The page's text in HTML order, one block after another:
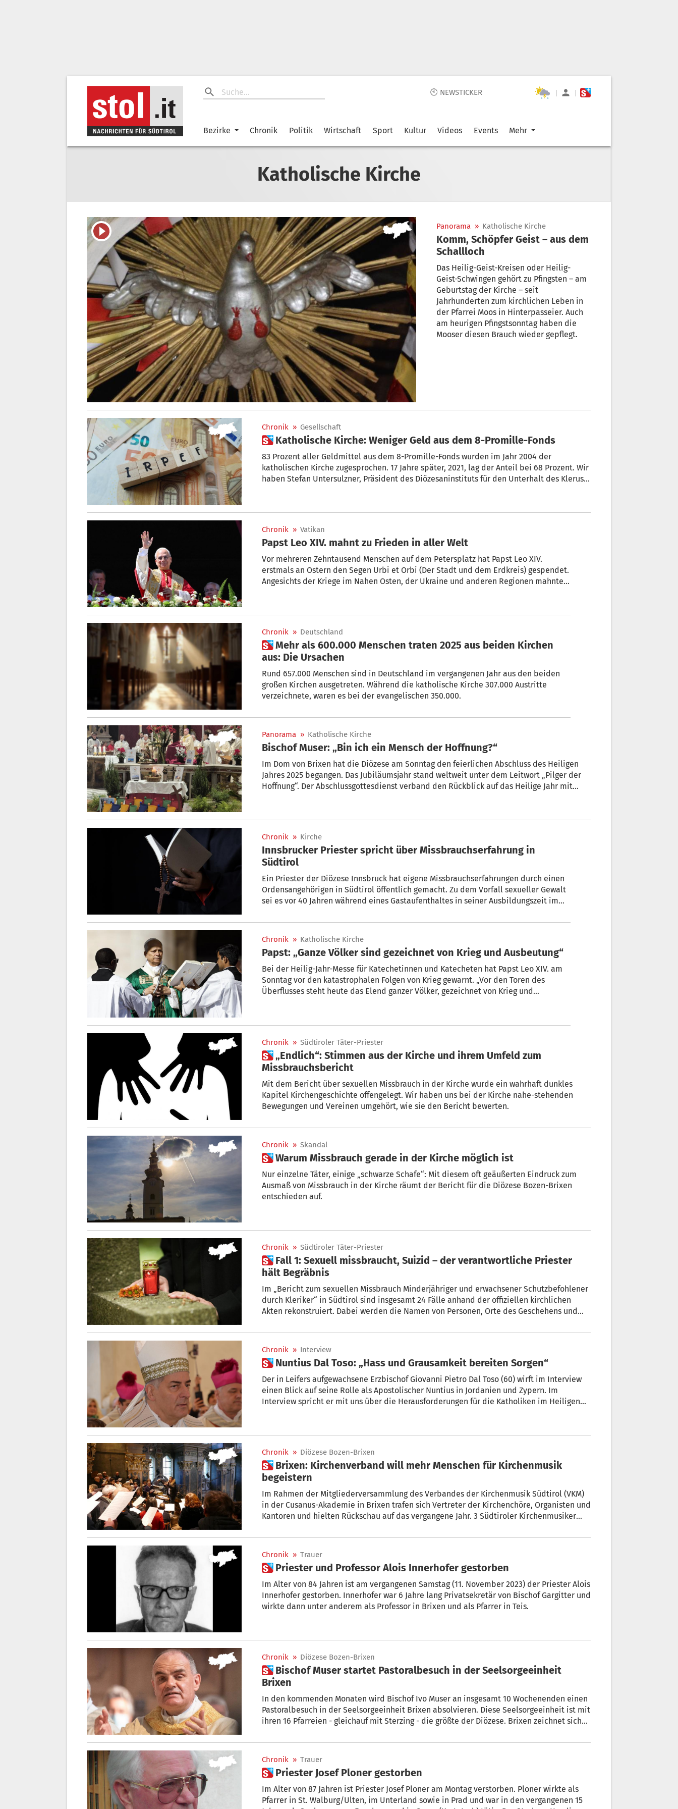
🕙 NEWSTICKER | |
Bezirke Chronik Politik Wirtschaft Sport Kultur Videos Events Mehr
Katholische Kirche
Panorama » Katholische Kirche
Komm, Schöpfer Geist – aus dem
Schallloch
Das Heilig-Geist-Kreisen oder Heilig-
Geist-Schwingen gehört zu Pfingsten – am
Geburtstag der Kirche – seit
Jahrhunderten zum kirchlichen Leben in
der Pfarrei Moos in Hinterpasseier. Auch
am heurigen Pfingstsonntag haben die
Mooser diesen Brauch wieder gepflegt.
Chronik » Gesellschaft
 Katholische Kirche: Weniger Geld aus dem 8-Promille-Fonds
83 Prozent aller Geldmittel aus dem 8-Promille-Fonds wurden im Jahr 2004 der
katholischen Kirche zugesprochen. 17 Jahre später, 2021, lag der Anteil bei 68 Prozent. Wir
haben Stefan Untersulzner, Präsident des Diözesaninstituts für den Unterhalt des Klerus
Chronik » Vatikan
Papst Leo XIV. mahnt zu Frieden in aller Welt
Vor mehreren Zehntausend Menschen auf dem Petersplatz hat Papst Leo XIV.
erstmals an Ostern den Segen Urbi et Orbi (Der Stadt und dem Erdkreis) gespendet.
Angesichts der Kriege im Nahen Osten, der Ukraine und anderen Regionen mahnte
Chronik » Deutschland
 Mehr als 600.000 Menschen traten 2025 aus beiden Kirchen
aus: Die Ursachen
Rund 657.000 Menschen sind in Deutschland im vergangenen Jahr aus den beiden
großen Kirchen ausgetreten. Während die katholische Kirche 307.000 Austritte
verzeichnete, waren es bei der evangelischen 350.000.
Panorama » Katholische Kirche
Bischof Muser: „Bin ich ein Mensch der Hoffnung?“
Im Dom von Brixen hat die Diözese am Sonntag den feierlichen Abschluss des Heiligen
Jahres 2025 begangen. Das Jubiläumsjahr stand weltweit unter dem Leitwort „Pilger der
Hoffnung“. Der Abschlussgottesdienst verband den Rückblick auf das Heilige Jahr mit
Chronik » Kirche
Innsbrucker Priester spricht über Missbrauchserfahrung in
Südtirol
Ein Priester der Diözese Innsbruck hat eigene Missbrauchserfahrungen durch einen
Ordensangehörigen in Südtirol öffentlich gemacht. Zu dem Vorfall sexueller Gewalt
sei es vor 40 Jahren während eines Gastaufenthaltes in seiner Ausbildungszeit im
ORF Tirol-Gespräch. Mittlerweile gingen 15 weitere Meldungen bei der Ombudsstelle
der Diözese ein, berichtete der ORF.
Chronik » Katholische Kirche
Papst: „Ganze Völker sind gezeichnet von Krieg und Ausbeutung“
Bei der Heilig-Jahr-Messe für Katechetinnen und Katecheten hat Papst Leo XIV. am
Sonntag vor den katastrophalen Folgen von Krieg gewarnt. „Vor den Toren des
Überflusses steht heute das Elend ganzer Völker, gezeichnet von Krieg und
Chronik » Südtiroler Täter-Priester
 „Endlich“: Stimmen aus der Kirche und ihrem Umfeld zum
Missbrauchsbericht
Mit dem Bericht über sexuellen Missbrauch in der Kirche wurde ein wahrhaft dunkles
Kapitel Kirchengeschichte offengelegt. Wir haben uns bei der Kirche nahe-stehenden
Bewegungen und Vereinen umgehört, wie sie den Bericht bewerten.
Chronik » Skandal
 Warum Missbrauch gerade in der Kirche möglich ist
Nur einzelne Täter, einige „schwarze Schafe“: Mit diesem oft geäußerten Eindruck zum
Ausmaß von Missbrauch in der Kirche räumt der Bericht für die Diözese Bozen-Brixen
entschieden auf.
Chronik » Südtiroler Täter-Priester
 Fall 1: Sexuell missbraucht, Suizid – der verantwortliche Priester
hält Begräbnis
Im „Bericht zum sexuellen Missbrauch Minderjähriger und erwachsener Schutzbefohlener
durch Kleriker“ in Südtirol sind insgesamt 24 Fälle anhand der offiziellen kirchlichen
Akten rekonstruiert. Dabei werden die Namen von Personen, Orte des Geschehens und
Verhalten werden detailliert wiedergegeben. Wir haben 4 besonders haarsträubende
Fälle ausgewählt.
Chronik » Interview
 Nuntius Dal Toso: „Hass und Grausamkeit bereiten Sorgen“
Der in Leifers aufgewachsene Erzbischof Giovanni Pietro Dal Toso (60) wirft im Interview
einen Blick auf seine Rolle als Apostolischer Nuntius in Jordanien und Zypern. Im
Interview spricht er mit uns über die Herausforderungen für die Katholiken im Heiligen
Chronik » Diözese Bozen-Brixen
 Brixen: Kirchenverband will mehr Menschen für Kirchenmusik
begeistern
Im Rahmen der Mitgliederversammlung des Verbandes der Kirchenmusik Südtirol (VKM)
in der Cusanus-Akademie in Brixen trafen sich Vertreter der Kirchenchöre, Organisten und
Kantoren und hielten Rückschau auf das vergangene Jahr. 3 Südtiroler Kirchenmusiker
Bischof Ivo Muser mit der Diözesanmedaille ausgezeichnet.
Chronik » Trauer
 Priester und Professor Alois Innerhofer gestorben
Im Alter von 84 Jahren ist am vergangenen Samstag (11. November 2023) der Priester Alois
Innerhofer gestorben. Innerhofer war 6 Jahre lang Privatsekretär von Bischof Gargitter und
wirkte dann unter anderem als Professor in Brixen und als Pfarrer in Teis.
Chronik » Diözese Bozen-Brixen
 Bischof Muser startet Pastoralbesuch in der Seelsorgeeinheit
Brixen
In den kommenden Monaten wird Bischof Ivo Muser an insgesamt 10 Wochenenden einen
Pastoralbesuch in der Seelsorgeeinheit Brixen absolvieren. Diese Seelsorgeeinheit ist mit
ihren 16 Pfarreien - gleichauf mit Sterzing - die größte der Diözese. Brixen zeichnet sich
auch zahlreiche kirchliche Institutionen. Zentrales Thema des Pastoralbesuchs ist das
„Aufeinander schauen“.
Chronik » Trauer
 Priester Josef Ploner gestorben
Im Alter von 87 Jahren ist Priester Josef Ploner am Montag verstorben. Ploner wirkte als
Pfarrer in St. Walburg/Ulten, im Unterland sowie in Prad und war in den vergangenen 15